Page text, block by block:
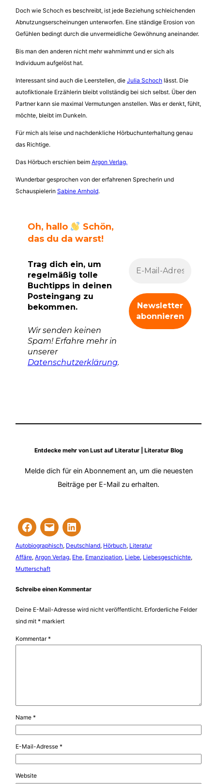
Doch wie Schoch es beschreibt, ist jede Beziehung schleichenden
Abnutzungserscheinungen unterworfen. Eine ständige Erosion von
Gefühlen bedingt durch die unvermeidliche Gewöhnung aneinander.
Bis man den anderen nicht mehr wahrnimmt und er sich als
Individuum aufgelöst hat.
Interessant sind auch die Leerstellen, die Julia Schoch lässt. Die
autofiktionale Erzählerin bleibt vollständig bei sich selbst. Über den
Partner kann sie maximal Vermutungen anstellen. Was er denkt, fühlt,
möchte, bleibt im Dunkeln.
Für mich als leise und nachdenkliche Hörbuchunterhaltung genau
das Richtige.
Das Hörbuch erschien beim Argon Verlag.
Wunderbar gesprochen von der erfahrenen Sprecherin und
Schauspielerin Sabine Arnhold.
Oh, hallo
Schön,
das du da warst!
Trag dich ein, um
regelmäßig tolle
Buchtipps in deinen
Posteingang zu
bekommen.
Wir senden keinen
Spam! Erfahre mehr in
unserer
Datenschutzerklärung.
Entdecke mehr von Lust auf Literatur | Literatur Blog
Melde dich für ein Abonnement an, um die neuesten
Beiträge per E-Mail zu erhalten.
Autobiographisch, Deutschland, Hörbuch, Literatur
Affäre, Argon Verlag, Ehe, Emanzipation, Liebe, Liebesgeschichte
Mutterschaft
Schreibe einen Kommentar
Deine E-Mail-Adresse wird nicht veröffentlicht. Erforderliche Felder
sind mit * markiert
Kommentar*
Name *
E-Mail-Adresse *
Website